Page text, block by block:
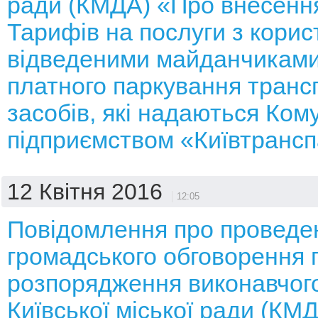
Тарифів на послуги з
відведеними
платного паркування
засобів, які надаються
підприємством
12 Квітня 2016 12:05
Повідомлення про
громадського обговорення
розпорядження
Київської міської ради